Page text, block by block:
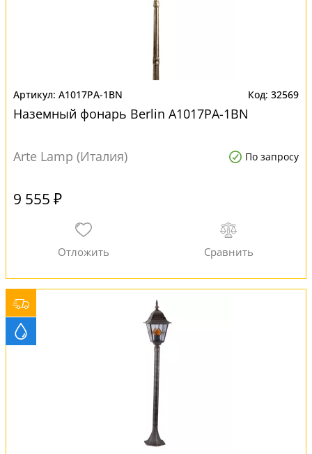
A1017PA-1BN 32569
Наземный фонарь Berlin A1017PA-1BN
Arte Lamp (Италия) По запросу
9 555 ₽